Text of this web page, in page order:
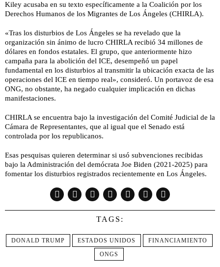
Kiley acusaba en su texto específicamente a la Coalición por los
Derechos Humanos de los Migrantes de Los Ángeles (CHIRLA).
«Tras los disturbios de Los Ángeles se ha revelado que la
organización sin ánimo de lucro CHIRLA recibió 34 millones de
dólares en fondos estatales. El grupo, que anteriormente hizo
campaña para la abolición del ICE, desempeñó un papel
fundamental en los disturbios al transmitir la ubicación exacta de las
operaciones del ICE en tiempo real», consideró. Un portavoz de esa
ONG, no obstante, ha negado cualquier implicación en dichas
manifestaciones.
CHIRLA se encuentra bajo la investigación del Comité Judicial de la
Cámara de Representantes, que al igual que el Senado está
controlada por los republicanos.
Esas pesquisas quieren determinar si usó subvenciones recibidas
bajo la Administración del demócrata Joe Biden (2021-2025) para
fomentar los disturbios registrados recientemente en Los Ángeles.
TAGS:
DONALD TRUMP ESTADOS UNIDOS
FINANCIAMIENTO
ONGS